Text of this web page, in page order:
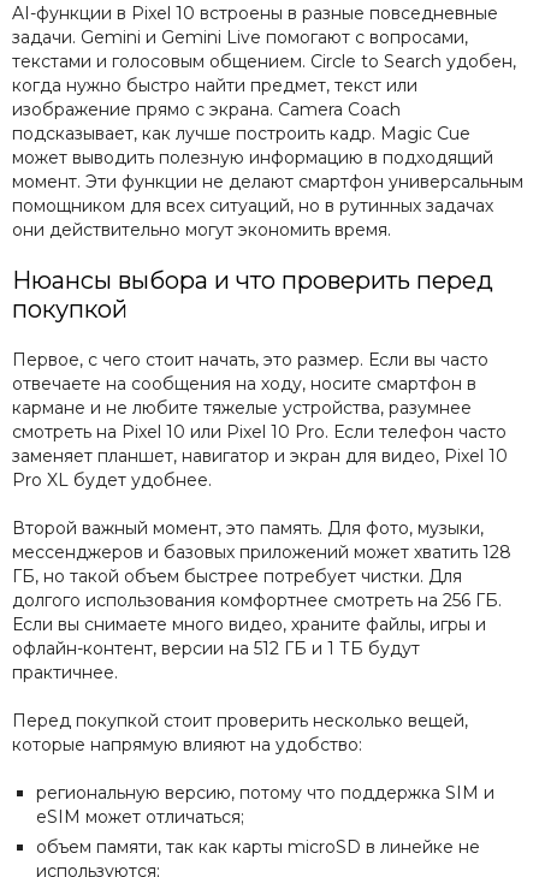
AI-функции в Pixel 10 встроены в разные повседневные
задачи. Gemini и Gemini Live помогают с вопросами,
текстами и голосовым общением. Circle to Search удобен,
когда нужно быстро найти предмет, текст или
изображение прямо с экрана. Camera Coach
подсказывает, как лучше построить кадр. Magic Cue
может выводить полезную информацию в подходящий
момент. Эти функции не делают смартфон универсальным
помощником для всех ситуаций, но в рутинных задачах
они действительно могут экономить время.
Нюансы выбора и что проверить перед
покупкой
Первое, с чего стоит начать, это размер. Если вы часто
отвечаете на сообщения на ходу, носите смартфон в
кармане и не любите тяжелые устройства, разумнее
смотреть на Pixel 10 или Pixel 10 Pro. Если телефон часто
заменяет планшет, навигатор и экран для видео, Pixel 10
Pro XL будет удобнее.
Второй важный момент, это память. Для фото, музыки,
мессенджеров и базовых приложений может хватить 128
ГБ, но такой объем быстрее потребует чистки. Для
долгого использования комфортнее смотреть на 256 ГБ.
Если вы снимаете много видео, храните файлы, игры и
офлайн-контент, версии на 512 ГБ и 1 ТБ будут
практичнее.
Перед покупкой стоит проверить несколько вещей,
которые напрямую влияют на удобство:
региональную версию, потому что поддержка SIM и
eSIM может отличаться;
объем памяти, так как карты microSD в линейке не
используются;